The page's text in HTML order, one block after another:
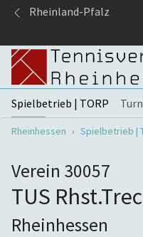
Springe zum Seiteninhalt
Rheinland-Pfalz
Spielbetrieb | TORP
Sie sind hier:
Rheinhessen Spielbetrieb |
Verein 30057
TUS
Rheinhessen